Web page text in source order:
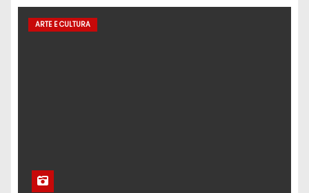
ARTE E CULTURA